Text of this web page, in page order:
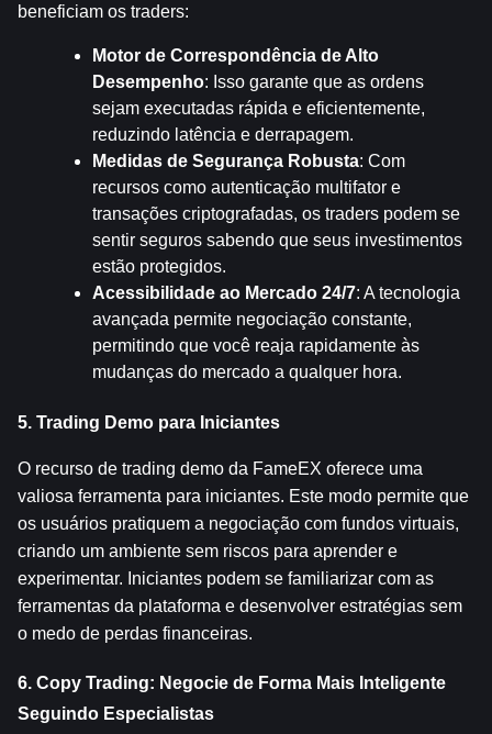
beneficiam os traders:
Motor de Correspondência de Alto
Desempenho: Isso garante que as ordens
sejam executadas rápida e eficientemente,
reduzindo latência e derrapagem.
Medidas de Segurança Robusta: Com
recursos como autenticação multifator e
transações criptografadas, os traders podem se
sentir seguros sabendo que seus investimentos
estão protegidos.
Acessibilidade ao Mercado 24/7: A tecnologia
avançada permite negociação constante,
permitindo que você reaja rapidamente às
mudanças do mercado a qualquer hora.
5. Trading Demo para Iniciantes
O recurso de trading demo da FameEX oferece uma
valiosa ferramenta para iniciantes. Este modo permite que
os usuários pratiquem a negociação com fundos virtuais,
criando um ambiente sem riscos para aprender e
experimentar. Iniciantes podem se familiarizar com as
ferramentas da plataforma e desenvolver estratégias sem
o medo de perdas financeiras.
6. Copy Trading: Negocie de Forma Mais Inteligente
Seguindo Especialistas